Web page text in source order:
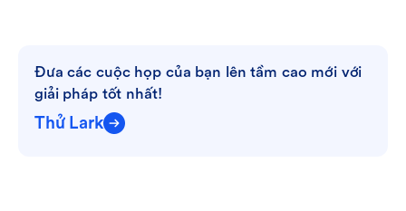
Đưa các cuộc họp của bạn lên tầm cao mới với
giải pháp tốt nhất!
Thử Lark